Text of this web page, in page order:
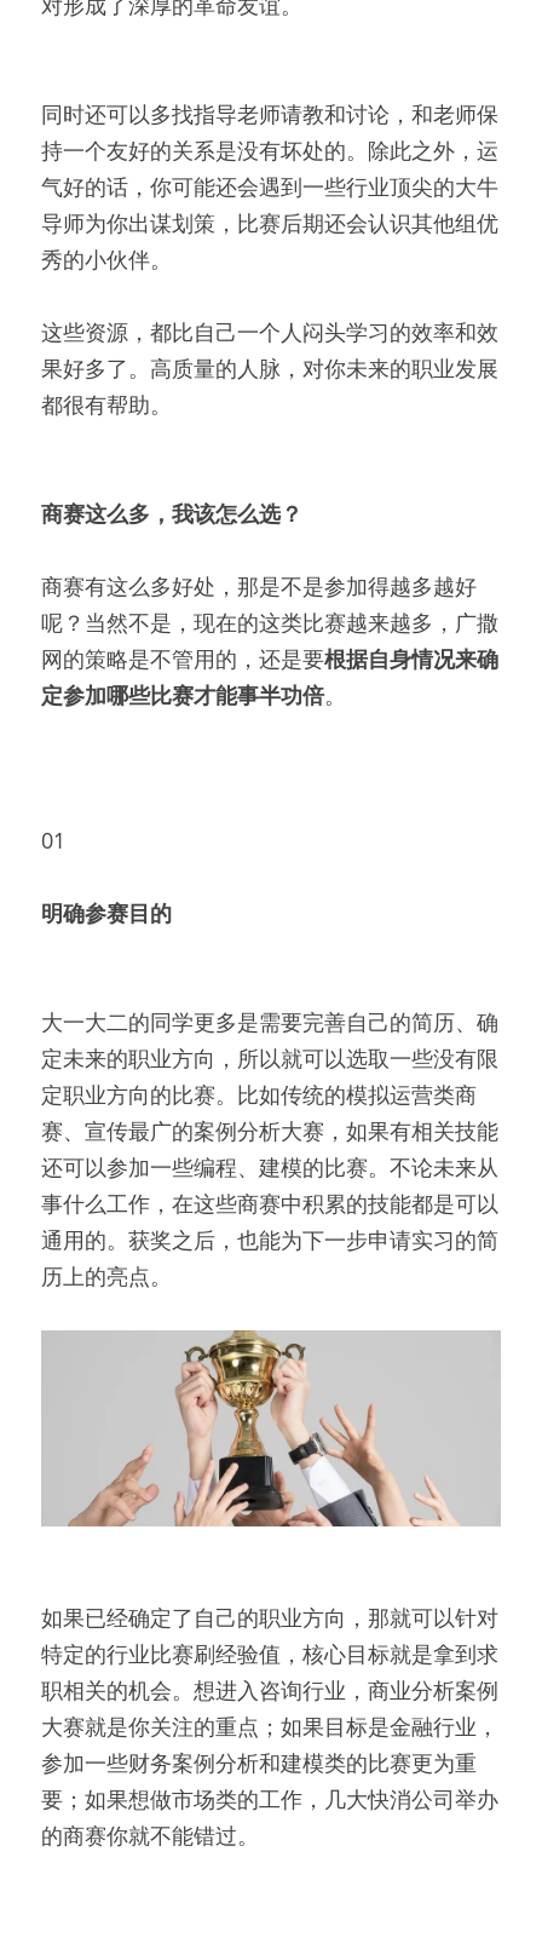
同时还可以多找指导老师请教和讨论，和老师保
持一个友好的关系是没有坏处的。除此之外，运
气好的话，你可能还会遇到一些行业顶尖的大牛
导师为你出谋划策，比赛后期还会认识其他组优
秀的小伙伴。
这些资源，都比自己一个人闷头学习的效率和效
果好多了。高质量的人脉，对你未来的职业发展
都很有帮助。
商赛这么多，我该怎么选？
商赛有这么多好处，那是不是参加得越多越好
呢？当然不是，现在的这类比赛越来越多，广撒
网的策略是不管用的，还是要根据自身情况来确
定参加哪些比赛才能事半功倍。
01
明确参赛目的
大一大二的同学更多是需要完善自己的简历、确
定未来的职业方向，所以就可以选取一些没有限
定职业方向的比赛。比如传统的模拟运营类商
赛、宣传最广的案例分析大赛，如果有相关技能
还可以参加一些编程、建模的比赛。不论未来从
事什么工作，在这些商赛中积累的技能都是可以
通用的。获奖之后，也能为下一步申请实习的简
历上的亮点。
如果已经确定了自己的职业方向，那就可以针对
特定的行业比赛刷经验值，核心目标就是拿到求
职相关的机会。想进入咨询行业，商业分析案例
大赛就是你关注的重点；如果目标是金融行业，
参加一些财务案例分析和建模类的比赛更为重
要；如果想做市场类的工作，几大快消公司举办
的商赛你就不能错过。